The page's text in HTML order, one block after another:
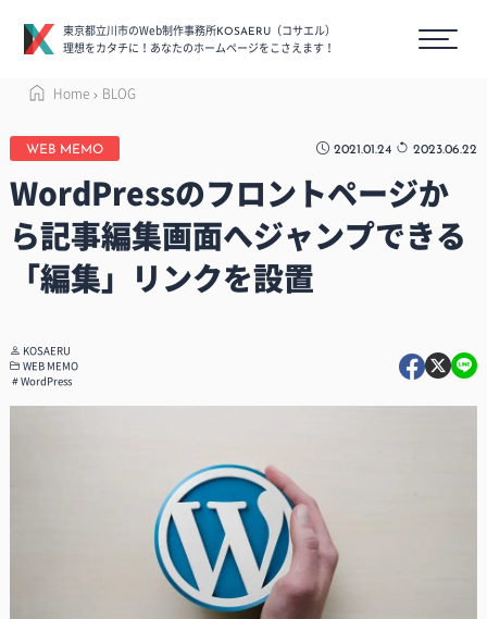
東京都立川市のWeb制作事務所KOSAERU
（コサエル）
理想をカタチに！あなたのホームページをこさえます！
Home BLOG
WEB MEMO 2021.01.24 2023.06.22
WordPressのフロントページか
ら記事編集画面へジャンプできる
「編集」リンクを設置
KOSAERU
WEB MEMO
WordPress